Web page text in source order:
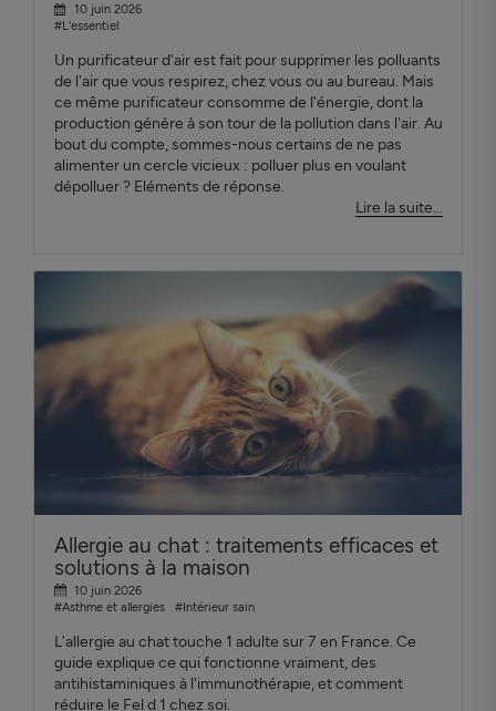
10 juin 2026
#L'essentiel
Un purificateur d'air est fait pour supprimer les polluants
de l'air que vous respirez, chez vous ou au bureau. Mais
ce même purificateur consomme de l'énergie, dont la
production génère à son tour de la pollution dans l'air. Au
bout du compte, sommes-nous certains de ne pas
alimenter un cercle vicieux : polluer plus en voulant
dépolluer ? Eléments de réponse.
Lire la suite...
Allergie au chat : traitements efficaces et
solutions à la maison
10 juin 2026
#Asthme et allergies
#Intérieur sain
L'allergie au chat touche 1 adulte sur 7 en France. Ce
guide explique ce qui fonctionne vraiment, des
antihistaminiques à l'immunothérapie, et comment
réduire le Fel d 1 chez soi.